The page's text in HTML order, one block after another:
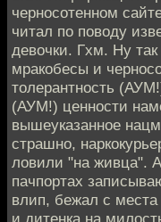
черносотенном
читал по поводу
девочки. Гхм. Ну
мракобесы и
толерантность
(АУМ!) ценности
вышеуказанное
страшно,
ловили "на живца".
пачпортах
влип, бежал с
и дитенка на